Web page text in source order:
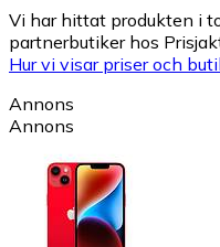
Vi har hittat produkten i
partnerbutiker hos
Hur vi visar priser och
Annons
Annons